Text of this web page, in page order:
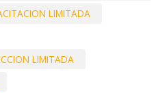
LIMITADA
LIMITADA